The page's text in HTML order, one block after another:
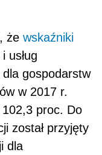
że wskaźniki
usług
dla gospodarstw
w 2017 r.
102,3 proc. Do
został przyjęty
dla